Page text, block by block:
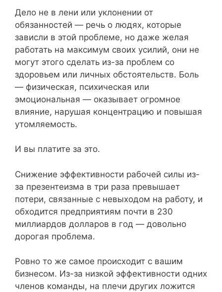
Дело не в лени или уклонении от
обязанностей — речь о людях, которые
зависли в этой проблеме, но даже желая
работать на максимум своих усилий, они не
могут этого сделать из-за проблем со
здоровьем или личных обстоятельств. Боль
— физическая, психическая или
эмоциональная — оказывает огромное
влияние, нарушая концентрацию и повышая
утомляемость.
И вы платите за это.
Снижение эффективности рабочей силы из-
за презентеизма в три раза превышает
потери, связанные с невыходом на работу, и
обходится предприятиям почти в 230
миллиардов долларов в год — довольно
дорогая проблема.
Ровно то же самое происходит с вашим
бизнесом. Из-за низкой эффективности одних
членов команды, на плечи других ложится